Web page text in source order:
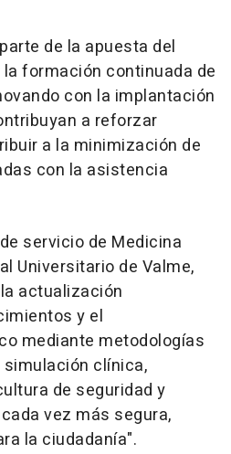
de la apuesta del
formación continuada de
con la implantación
a reforzar
a la minimización de
con la asistencia
servicio de Medicina
Universitario de Valme,
actualización
y el
mediante metodologías
clínica,
de seguridad y
vez más segura,
la ciudadanía".